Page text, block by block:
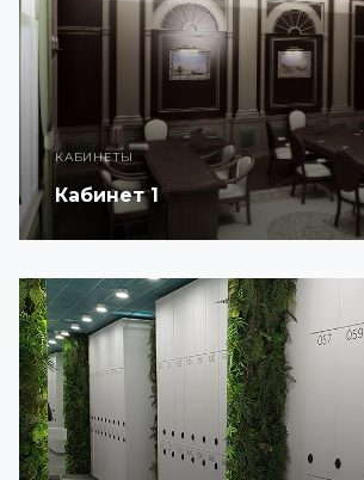
КАБИНЕТЫ
Кабинет 1